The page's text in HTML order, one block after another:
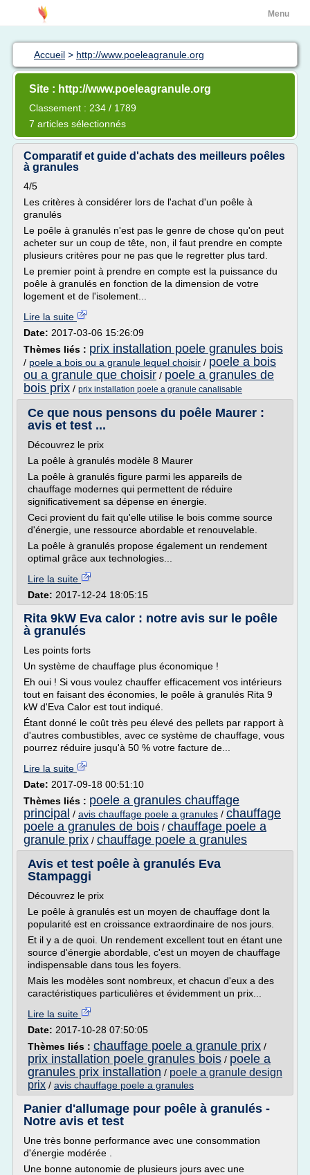
Menu
Accueil > http://www.poeleagranule.org
Site : http://www.poeleagranule.org
Classement : 234 / 1789
7 articles sélectionnés
Comparatif et guide d'achats des meilleurs poêles
à granules
4/5
Les critères à considérer lors de l'achat d'un poêle à
granulés
Le poêle à granulés n'est pas le genre de chose qu'on peut
acheter sur un coup de tête, non, il faut prendre en compte
plusieurs critères pour ne pas que le regretter plus tard.
Le premier point à prendre en compte est la puissance du
poêle à granulés en fonction de la dimension de votre
logement et de l'isolement...
Lire la suite
Date: 2017-03-06 15:26:09
Thèmes liés : prix installation poele granules bois
/ poele a bois ou a granule lequel choisir / poele a bois
ou a granule que choisir / poele a granules de
bois prix / prix installation poele a granule canalisable
Ce que nous pensons du poêle Maurer :
avis et test ...
Découvrez le prix
La poêle à granulés modèle 8 Maurer
La poêle à granulés figure parmi les appareils de
chauffage modernes qui permettent de réduire
significativement sa dépense en énergie.
Ceci provient du fait qu'elle utilise le bois comme source
d'énergie, une ressource abordable et renouvelable.
La poêle à granulés propose également un rendement
optimal grâce aux technologies...
Lire la suite
Date: 2017-12-24 18:05:15
Rita 9kW Eva calor : notre avis sur le poêle
à granulés
Les points forts
Un système de chauffage plus économique !
Eh oui ! Si vous voulez chauffer efficacement vos intérieurs
tout en faisant des économies, le poêle à granulés Rita 9
kW d'Eva Calor est tout indiqué.
Étant donné le coût très peu élevé des pellets par rapport à
d'autres combustibles, avec ce système de chauffage, vous
pourrez réduire jusqu'à 50 % votre facture de...
Lire la suite
Date: 2017-09-18 00:51:10
Thèmes liés : poele a granules chauffage
principal / avis chauffage poele a granules / chauffage
poele a granules de bois / chauffage poele a
granule prix / chauffage poele a granules
Avis et test poêle à granulés Eva
Stampaggi
Découvrez le prix
Le poêle à granulés est un moyen de chauffage dont la
popularité est en croissance extraordinaire de nos jours.
Et il y a de quoi. Un rendement excellent tout en étant une
source d'énergie abordable, c'est un moyen de chauffage
indispensable dans tous les foyers.
Mais les modèles sont nombreux, et chacun d'eux a des
caractéristiques particulières et évidemment un prix...
Lire la suite
Date: 2017-10-28 07:50:05
Thèmes liés : chauffage poele a granule prix /
prix installation poele granules bois / poele a
granules prix installation / poele a granule design
prix / avis chauffage poele a granules
Panier d'allumage pour poêle à granulés -
Notre avis et test
Une très bonne performance avec une consommation
d'énergie modérée .
Une bonne autonomie de plusieurs jours avec une